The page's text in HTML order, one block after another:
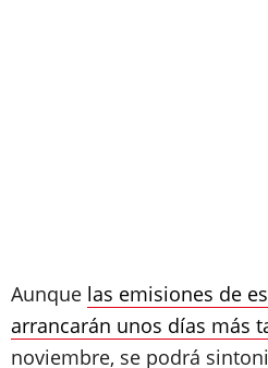
Aunque las emisiones de
arrancarán unos días más
noviembre, se podrá